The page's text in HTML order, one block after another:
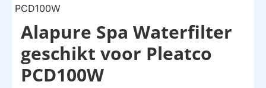
HUISMERK
Alapure Spa Waterfilter
geschikt voor Pleatco
PCD100W